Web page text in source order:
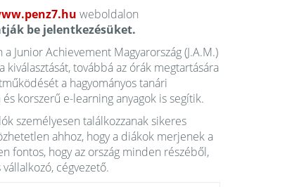
weboldalon
be jelentkezésüket.
Junior Achievement Magyarország (J.A.M.)
továbbá az órák megtartására
a hagyományos tanári
korszerű e-learning anyagok is segítik.
személyesen találkozzanak sikeres
ahhoz, hogy a diákok merjenek a
fontos, hogy az ország minden részéből,
cégvezető.